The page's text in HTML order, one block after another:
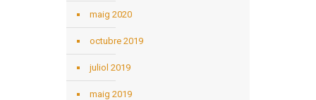
maig 2020
octubre 2019
juliol 2019
maig 2019